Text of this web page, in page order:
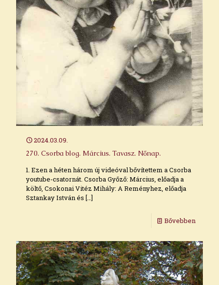
2024.03.09.
270. Csorba blog. Március. Tavasz. Nőnap.
1. Ezen a héten három új videóval bővítettem a Csorba
youtube-csatornát. Csorba Győző: Március, előadja a
költő, Csokonai Vitéz Mihály: A Reményhez, előadja
Sztankay István és […]
Bővebben